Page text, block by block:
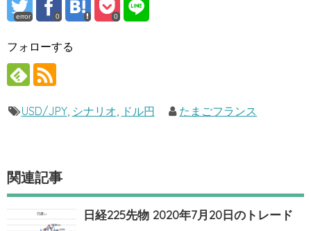
error 0 0
フォローする
USD/JPY, シナリオ ドル円 たまごフランス
関連記事
日経225先物 2020年7月20日のトレード